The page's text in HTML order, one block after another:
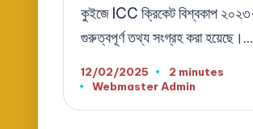
কুইজে ICC ক্রিকেট বিশ্বকাপ
গুরুত্বপূর্ণ তথ্য সংগ্রহ করা হয়েছে।…
12/02/2025
2 minutes
Posted
Webmaster Admin